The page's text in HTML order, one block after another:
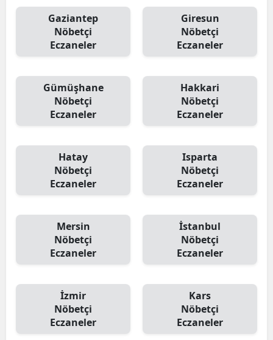
Gaziantep
Nöbetçi
Eczaneler
Giresun
Nöbetçi
Eczaneler
Gümüşhane
Nöbetçi
Eczaneler
Hakkari
Nöbetçi
Eczaneler
Hatay
Nöbetçi
Eczaneler
Isparta
Nöbetçi
Eczaneler
Mersin
Nöbetçi
Eczaneler
İstanbul
Nöbetçi
Eczaneler
İzmir
Nöbetçi
Eczaneler
Kars
Nöbetçi
Eczaneler